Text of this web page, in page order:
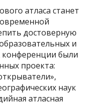
атласа станет
достоверную
и
конференции были
проекта:
наук
атласная